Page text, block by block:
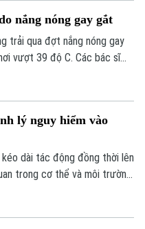
nắng nóng gay gắt
trải qua đợt nắng nóng gay
vượt 39 độ C. Các bác sĩ
lý nguy hiểm vào
kéo dài tác động đồng thời lên
trong cơ thể và môi trường